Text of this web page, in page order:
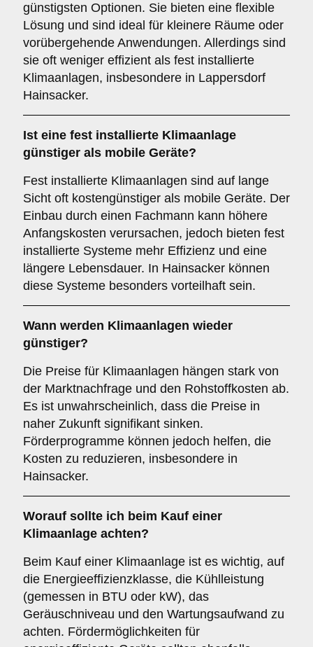
günstigsten Optionen. Sie bieten eine flexible
Lösung und sind ideal für kleinere Räume oder
vorübergehende Anwendungen. Allerdings sind
sie oft weniger effizient als fest installierte
Klimaanlagen, insbesondere in Lappersdorf
Hainsacker.
Ist eine fest installierte Klimaanlage
günstiger als mobile Geräte?
Fest installierte Klimaanlagen sind auf lange
Sicht oft kostengünstiger als mobile Geräte. Der
Einbau durch einen Fachmann kann höhere
Anfangskosten verursachen, jedoch bieten fest
installierte Systeme mehr Effizienz und eine
längere Lebensdauer. In Hainsacker können
diese Systeme besonders vorteilhaft sein.
Wann werden Klimaanlagen wieder
günstiger?
Die Preise für Klimaanlagen hängen stark von
der Marktnachfrage und den Rohstoffkosten ab.
Es ist unwahrscheinlich, dass die Preise in
naher Zukunft signifikant sinken.
Förderprogramme können jedoch helfen, die
Kosten zu reduzieren, insbesondere in
Hainsacker.
Worauf sollte ich beim Kauf einer
Klimaanlage achten?
Beim Kauf einer Klimaanlage ist es wichtig, auf
die Energieeffizienzklasse, die Kühlleistung
(gemessen in BTU oder kW), das
Geräuschniveau und den Wartungsaufwand zu
achten. Fördermöglichkeiten für